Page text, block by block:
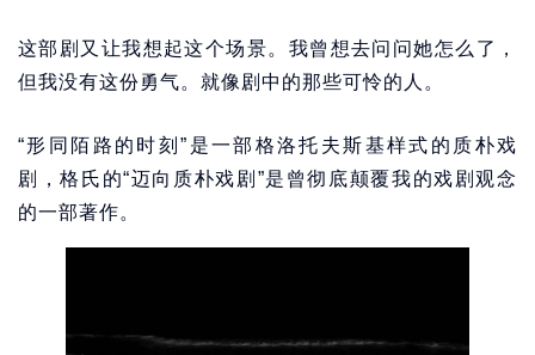
这部剧又让我想起这个场景。我曾想去问问她怎么了，
但我没有这份勇气。就像剧中的那些可怜的人。
“形同陌路的时刻”是一部格洛托夫斯基样式的质朴戏
剧，格氏的“迈向质朴戏剧”是曾彻底颠覆我的戏剧观念
的一部著作。